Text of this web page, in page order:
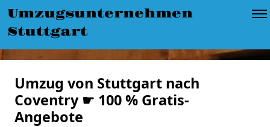
Umzugsunternehmen
Stuttgart
Umzug von Stuttgart nach
Coventry ☛ 100 % Gratis-
Angebote